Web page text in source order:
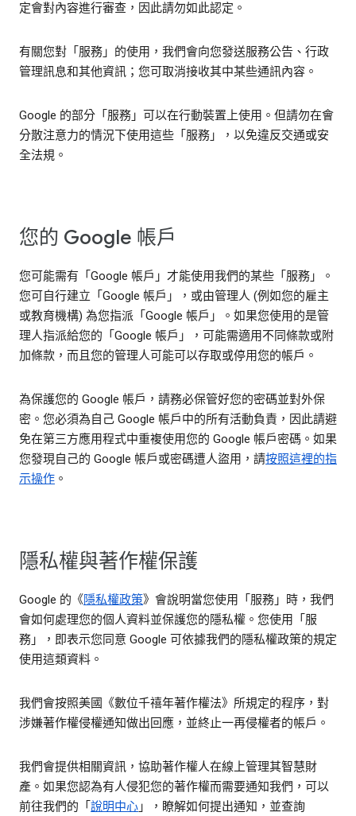
定會對內容進行審查，因此請勿如此認定。
有關您對「服務」的使用，我們會向您發送服務公告、行政
管理訊息和其他資訊；您可取消接收其中某些通訊內容。
Google 的部分「服務」可以在行動裝置上使用。但請勿在會
分散注意力的情況下使用這些「服務」，以免違反交通或安
全法規。
您的 Google 帳戶
您可能需有「Google 帳戶」才能使用我們的某些「服務」。
您可自行建立「Google 帳戶」，或由管理人 (例如您的雇主
或教育機構) 為您指派「Google 帳戶」。如果您使用的是管
理人指派給您的「Google 帳戶」，可能需適用不同條款或附
加條款，而且您的管理人可能可以存取或停用您的帳戶。
為保護您的 Google 帳戶，請務必保管好您的密碼並對外保
密。您必須為自己 Google 帳戶中的所有活動負責，因此請避
免在第三方應用程式中重複使用您的 Google 帳戶密碼。如果
您發現自己的 Google 帳戶或密碼遭人盜用，請按照這裡的指
示操作 。
隱私權與著作權保護
Google 的《隱私權政策》會說明當您使用「服務」時，我們
會如何處理您的個人資料並保護您的隱私權。您使用「服
務」，即表示您同意 Google 可依據我們的隱私權政策的規定
使用這類資料。
我們會按照美國《數位千禧年著作權法》所規定的程序，對
涉嫌著作權侵權通知做出回應，並終止一再侵權者的帳戶。
我們會提供相關資訊，協助著作權人在線上管理其智慧財
產。如果您認為有人侵犯您的著作權而需要通知我們，可以
前往我們的「 說明中心 」，瞭解如何提出通知，並查詢